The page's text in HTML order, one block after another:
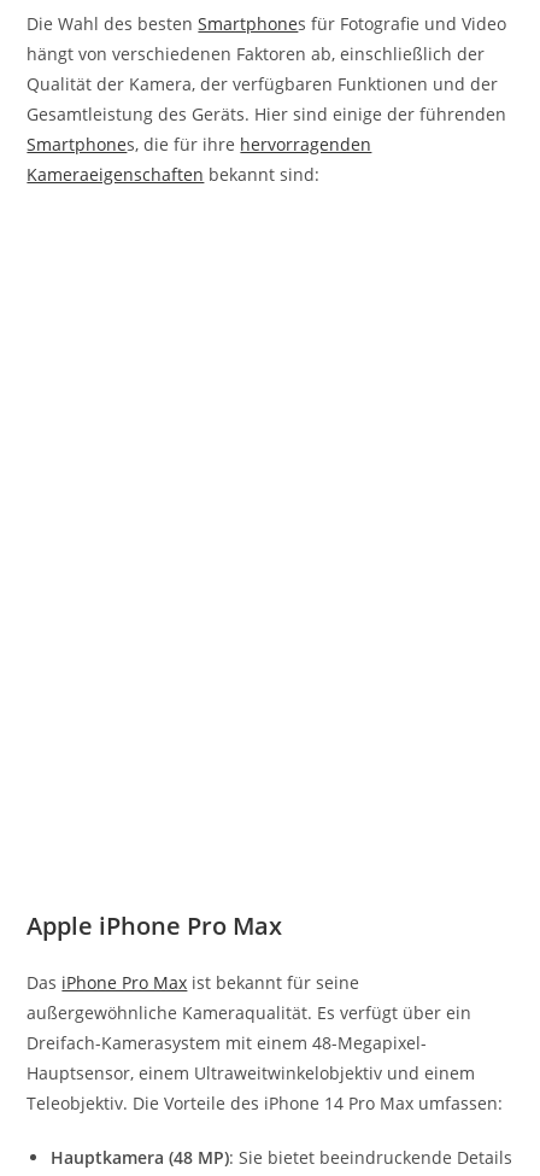
Die Wahl des bestenSmartphones für Fotografie und Video
hängt von verschiedenen Faktoren ab, einschließlich der
Qualität der Kamera, der verfügbaren Funktionen und der
Gesamtleistung des Geräts. Hier sind einige der führenden
Smartphones, die für ihre hervorragenden
Kameraeigenschaften bekannt sind:
Apple iPhone Pro Max
Das iPhone Pro Max ist bekannt für seine
außergewöhnliche Kameraqualität. Es verfügt über ein
Dreifach-Kamerasystem mit einem 48-Megapixel-
Hauptsensor, einem Ultraweitwinkelobjektiv und einem
Teleobjektiv. Die Vorteile des iPhone 14 Pro Max umfassen:
Hauptkamera (48 MP): Sie bietet beeindruckende Details